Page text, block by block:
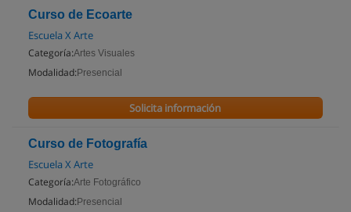
Curso de Ecoarte
Escuela X Arte
Categoría:Artes Visuales
Modalidad: Presencial
Solicita información
Curso de Fotografía
Escuela X Arte
Categoría:Arte Fotográfico
Modalidad: Presencial